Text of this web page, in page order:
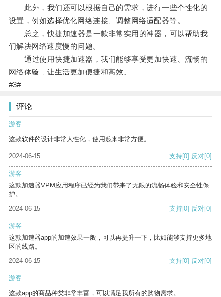
此外，我们还可以根据自己的需求，进行一些个性化的
设置，例如选择优化网络连接、调整网络适配器等。
总之，快捷加速器是一款非常实用的神器，可以帮助我
们解决网络速度慢的问题。
通过使用快捷加速器，我们能够享受更加快速、流畅的
网络体验，让生活更加便捷和高效。
#3#
评论
游客
这款软件的设计非常人性化，使用起来非常方便。
2024-06-15 支持[0] 反对[0]
游客
这款加速器VPM应用程序已经为我们带来了无限的流畅体验和安全性保
护。
2024-06-15
支持[0] 反对[0]
游客
这款加速器app的加速效果一般，可以再提升一下，比如能够支持更多地
区的线路。
2024-06-15
支持[0] 反对[0]
游客
这款app的商品种类非常丰富，可以满足我所有的购物需求。